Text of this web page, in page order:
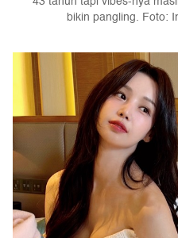
bikin pangling. Foto: